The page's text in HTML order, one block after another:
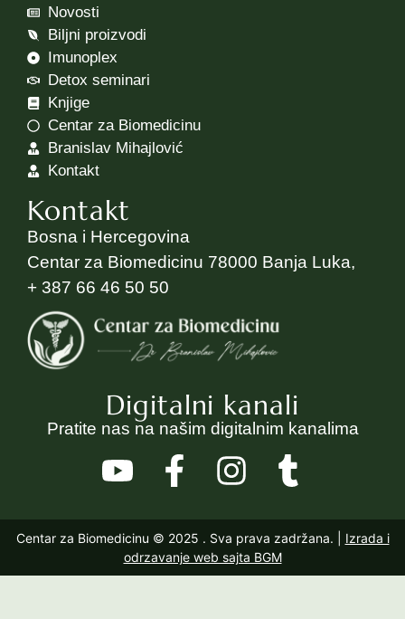
Novosti
Biljni proizvodi
Imunoplex
Detox seminari
Knjige
Centar za Biomedicinu
Branislav Mihajlović
Kontakt
Kontakt
Bosna i Hercegovina
Centar za Biomedicinu 78000 Banja Luka,
+ 387 66 46 50 50
Digitalni kanali
Pratite nas na našim digitalnim kanalima
Centar za Biomedicinu © 2025 . Sva prava zadržana. | Izrada i
odrzavanje web sajta BGM